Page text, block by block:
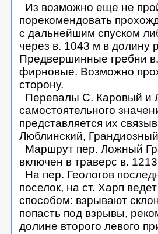
Из возможно еще не
порекомендовать
с дальнейшим спуском
через в. 1043 м в долину
Предвершинные гребни
фирновые. Возможно
сторону.
Перевалы С. Каровый и
самостоятельного
представляется их
Люблинский,
Маршрут пер. Ложный
включен в траверс в.
На пер. Геологов
поселок, на ст. Харп
способом: взрывают
попасть под взрывы,
долине второго левого